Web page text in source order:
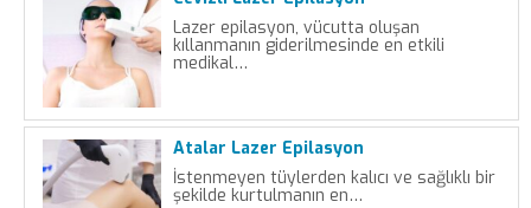
Lazer epilasyon, vücutta oluşan
kıllanmanın giderilmesinde en etkili
medikal…
Atalar Lazer Epilasyon
İstenmeyen tüylerden kalıcı ve sağlıklı bir
şekilde kurtulmanın en…